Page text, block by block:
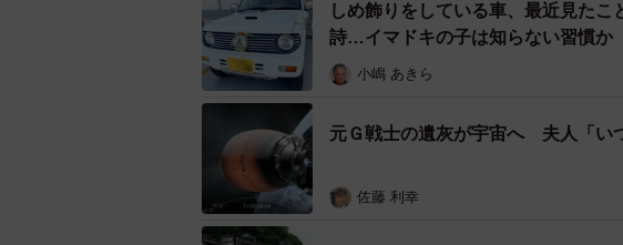
事業と非収益事業に区分し、非収益事業には法人税
ろんのこと、たとえば寺社の広々とした境内を貸し
が、初めの1時間などは駐車料金ではなく祈祷料と
る。
駐車場を祈祷しながら歩いている職員を見かけるの
法人の所有する不動産に係る固定資産税を一等地で
事業の所得に対する税率も軽減されており、それだ
しめ飾りをしている車、最近見た
詩…イマドキの子は知らない習慣か
小嶋 あきら
元Ｇ戦士の遺灰が宇宙へ 夫人「い
佐藤 利幸